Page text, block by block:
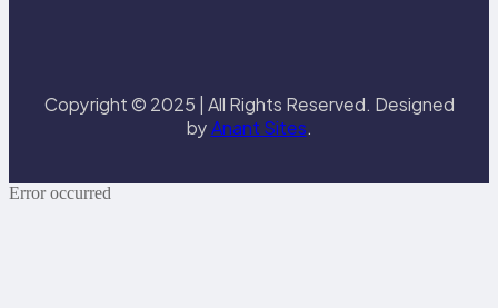
Copyright © 2025 | All Rights Reserved. Designed
byAnant Sites.
Error occurred